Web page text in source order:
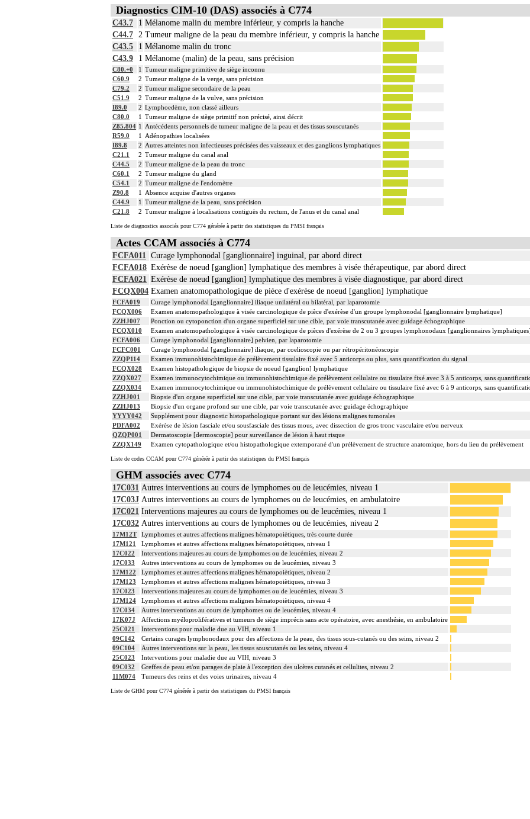
Diagnostics CIM-10 (DAS) associés à C774
C43.7 1 Mélanome malin du membre inférieur, y compris la hanche
C44.7 2 Tumeur maligne de la peau du membre inférieur, y compris la hanche
C43.5
1 Mélanome malin du tronc
C43.9
1 Mélanome (malin) de la peau, sans précision
C80.+0 1
Tumeur maligne primitive de siège inconnu
C60.9
2 Tumeur maligne de la verge, sans précision
C79.2
2 Tumeur maligne secondaire de la peau
C51.9
2 Tumeur maligne de la vulve, sans précision
I89.0
2 Lymphoedème, non classé ailleurs
C80.0
1
Tumeur maligne de siège primitif non précisé, ainsi décrit
Z85.804 1
Antécédents personnels de tumeur maligne de la peau et des tissus souscutanés
R59.0
1
Adénopathies localisées
I89.8
2 Autres atteintes non infectieuses précisées des vaisseaux et des ganglions lymphatiques
C21.1
2 Tumeur maligne du canal anal
C44.5
2 Tumeur maligne de la peau du tronc
C60.1
2 Tumeur maligne du gland
C54.1
2 Tumeur maligne de l'endomètre
Z90.8
1
Absence acquise d'autres organes
C44.9
1
Tumeur maligne de la peau, sans précision
C21.8
2 Tumeur maligne à localisations contiguës du rectum, de l'anus et du canal anal
Liste de diagnostics associés pour C774 générée à partir des statistiques du PMSI français
Actes CCAM associés à C774
FCFA011
Curage lymphonodal [ganglionnaire] inguinal, par abord direct
FCFA018 Exérèse de noeud [ganglion] lymphatique des membres à visée thérapeutique, par abord direct
FCFA021
Exérèse de noeud [ganglion] lymphatique des membres à visée diagnostique, par abord direct
FCQX004 Examen anatomopathologique de pièce d'exérèse de noeud [ganglion] lymphatique
FCFA019
Curage lymphonodal [ganglionnaire] iliaque unilatéral ou bilatéral, par laparotomie
FCQX006
Examen anatomopathologique à visée carcinologique de pièce d'exérèse d'un groupe lymphonodal [ganglionnaire lymphatique]
ZZHJ007
Ponction ou cytoponction d'un organe superficiel sur une cible, par voie transcutanée avec guidage échographique
FCQX010
Examen anatomopathologique à visée carcinologique de pièces d'exérèse de 2 ou 3 groupes lymphonodaux [ganglionnaires lymphatiques]
FCFA006
Curage lymphonodal [ganglionnaire] pelvien, par laparotomie
FCFC001
Curage lymphonodal [ganglionnaire] iliaque, par coelioscopie ou par rétropéritonéoscopie
ZZQP114
Examen immunohistochimique de prélèvement tissulaire fixé avec 5 anticorps ou plus, sans quantification du signal
FCQX028
Examen histopathologique de biopsie de noeud [ganglion] lymphatique
ZZQX027
Examen immunocytochimique ou immunohistochimique de prélèvement cellulaire ou tissulaire fixé avec 3 à 5 anticorps, sans
ZZQX034
Examen immunocytochimique ou immunohistochimique de prélèvement cellulaire ou tissulaire fixé avec 6 à 9 anticorps, sans
ZZHJ001
Biopsie d'un organe superficiel sur une cible, par voie transcutanée avec guidage échographique
ZZHJ013
Biopsie d'un organe profond sur une cible, par voie transcutanée avec guidage échographique
YYYY042
Supplément pour diagnostic histopathologique portant sur des lésions malignes tumorales
PDFA002
Exérèse de lésion fasciale et/ou sousfasciale des tissus mous, avec dissection de gros tronc vasculaire et/ou nerveux
QZQP001
Dermatoscopie [dermoscopie] pour surveillance de lésion à haut risque
ZZQX149
Examen cytopathologique et/ou histopathologique extemporané d'un prélèvement de structure anatomique, hors du lieu du prélèvement
Liste de codes CCAM pour C774 générée à partir des statistiques du PMSI français
GHM associés avec C774
17C031 Autres interventions au cours de lymphomes ou de leucémies, niveau 1
17C03J Autres interventions au cours de lymphomes ou de leucémies, en ambulatoire
17C021 Interventions majeures au cours de lymphomes ou de leucémies, niveau 1
17C032 Autres interventions au cours de lymphomes ou de leucémies, niveau 2
17M12T
Lymphomes et autres affections malignes hématopoiètiques, très courte durée
17M121
Lymphomes et autres affections malignes hématopoiètiques, niveau 1
17C022
Interventions majeures au cours de lymphomes ou de leucémies, niveau 2
17C033
Autres interventions au cours de lymphomes ou de leucémies, niveau 3
17M122
Lymphomes et autres affections malignes hématopoiètiques, niveau 2
17M123
Lymphomes et autres affections malignes hématopoiètiques, niveau 3
17C023
Interventions majeures au cours de lymphomes ou de leucémies, niveau 3
17M124
Lymphomes et autres affections malignes hématopoiètiques, niveau 4
17C034
Autres interventions au cours de lymphomes ou de leucémies, niveau 4
17K07J
Affections myéloprolifératives et tumeurs de siège imprécis sans acte opératoire, avec anesthésie, en ambulatoire
25C021
Interventions pour maladie due au VIH, niveau 1
09C142
Certains curages lymphonodaux pour des affections de la peau, des tissus sous-cutanés ou des seins, niveau 2
09C104
Autres interventions sur la peau, les tissus souscutanés ou les seins, niveau 4
25C023
Interventions pour maladie due au VIH, niveau 3
09C032
Greffes de peau et/ou parages de plaie à l'exception des ulcères cutanés et cellulites, niveau 2
11M074
Tumeurs des reins et des voies urinaires, niveau 4
Liste de GHM pour C774 générée à partir des statistiques du PMSI français